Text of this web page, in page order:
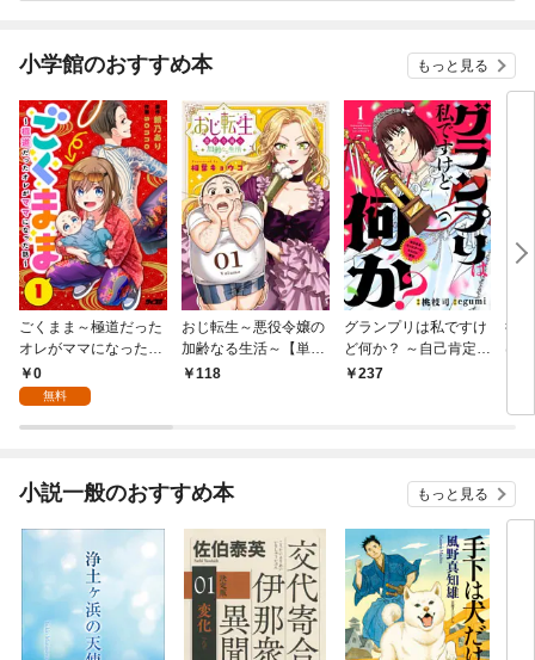
小学館のおすすめ本 もっと見る
ごくまま～極道だった
オレがママになった話
～【単話】（１）
0
無料
おじ転生～悪役令嬢の
加齢なる生活～【単
話】（１）
118
グランプリは私ですけ
ど何か？ ～自己肯定モ
ンスターのミスコン無
237
後
は
小説一般のおすすめ本 もっと見る